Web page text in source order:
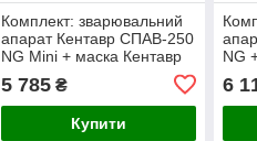
Комплект: зварювальний
апарат Кентавр СПАВ-250
NG Mini + маска Кентавр
5 785₴
Купити
NG
6